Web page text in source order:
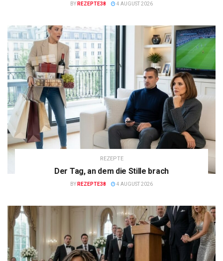
BY REZEPTE38 4 AUGUST 2026
REZEPTE
Der Tag, an dem die Stille brach
BY REZEPTE38 4 AUGUST 2026